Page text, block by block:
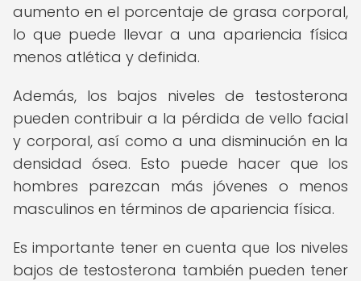
aumento en el porcentaje de grasa corporal,
lo que puede llevar a una apariencia física
menos atlética y definida.
Además, los bajos niveles de testosterona
pueden contribuir a la pérdida de vello facial
y corporal, así como a una disminución en la
densidad ósea. Esto puede hacer que los
hombres parezcan más jóvenes o menos
masculinos en términos de apariencia física.
Es importante tener en cuenta que los niveles
bajos de testosterona también pueden tener